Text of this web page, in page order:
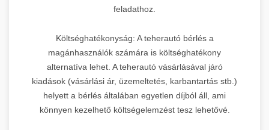
feladathoz.
Költséghatékonyság: A teherautó bérlés a
magánhasználók számára is költséghatékony
alternatíva lehet. A teherautó vásárlásával járó
kiadások (vásárlási ár, üzemeltetés, karbantartás stb.)
helyett a bérlés általában egyetlen díjból áll, ami
könnyen kezelhető költségelemzést tesz lehetővé.